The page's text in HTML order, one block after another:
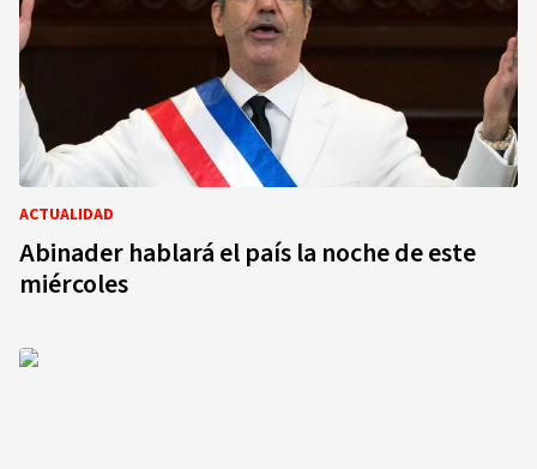
ACTUALIDAD
Abinader hablará el país la noche de este
miércoles